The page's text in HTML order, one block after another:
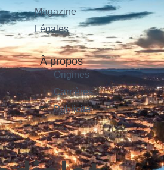
Magazine
Légales
À propos
Origines
Carrières
Publicité